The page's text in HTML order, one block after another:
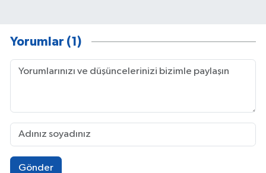
Yorumlar (1)
Gönder